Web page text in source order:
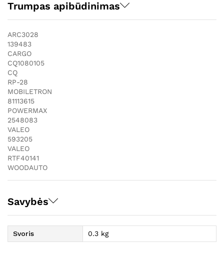
Trumpas apibūdinimas
ARC3028
139483
CARGO
CQ1080105
CQ
RP-28
MOBILETRON
81113615
POWERMAX
2548083
VALEO
593205
VALEO
RTF40141
WOODAUTO
Savybės
Svoris 0.3 kg